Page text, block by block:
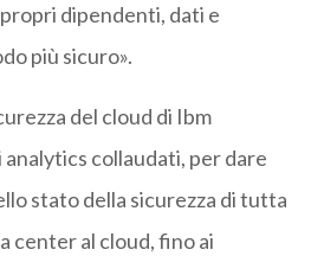
dipendenti, dati e
più sicuro».
del cloud di Ibm
collaudati, per dare
stato della sicurezza di tutta
center al cloud, fino ai